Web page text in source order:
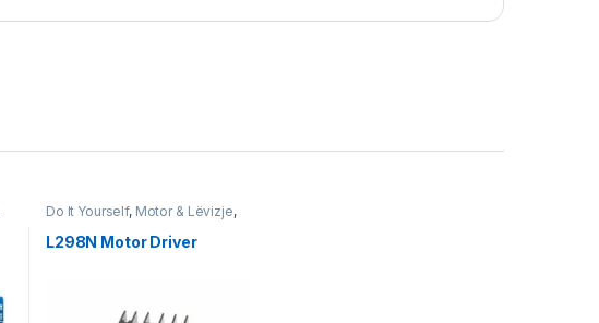
Do It Yourself, Motor & Lëvizje,
L298N Motor Driver